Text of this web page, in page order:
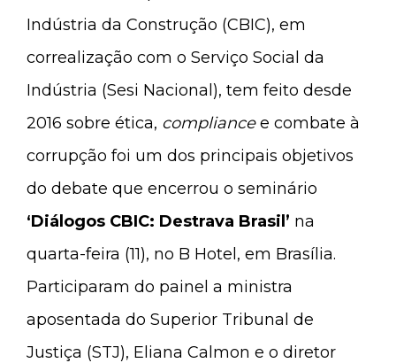
Indústria da Construção (CBIC), em
correalização com o Serviço Social da
Indústria (Sesi Nacional), tem feito desde
2016 sobre ética, compliancee combate à
corrupção foi um dos principais objetivos
do debate que encerrou o seminário
‘Diálogos CBIC: Destrava Brasil’ na
quarta-feira (11), no B Hotel, em Brasília.
Participaram do painel a ministra
aposentada do Superior Tribunal de
Justiça (STJ), Eliana Calmon e o diretor